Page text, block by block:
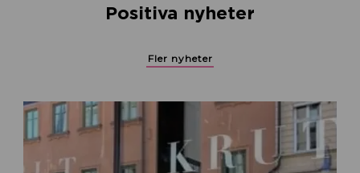
Positiva nyheter
Fler nyheter